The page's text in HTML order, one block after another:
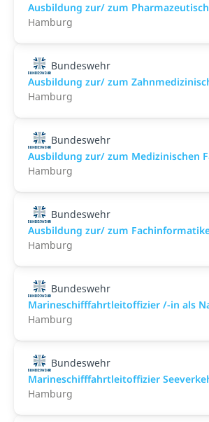
Ausbildung zur/ zum
Hamburg
Bundeswehr
Ausbildung zur/ zum
Hamburg
Bundeswehr
Ausbildung zur/ zum Medizinischen
Hamburg
Bundeswehr
Ausbildung zur/ zum
Hamburg
Bundeswehr
Marineschifffahrtleitoffizier /-in als
Hamburg
Bundeswehr
Marineschifffahrtleitoffizier
Hamburg